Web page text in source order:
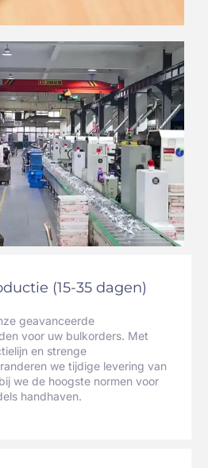
(15-35 dagen)
geavanceerde
voor uw bulkorders. Met
en strenge
we tijdige levering van
we de hoogste normen voor
handhaven.